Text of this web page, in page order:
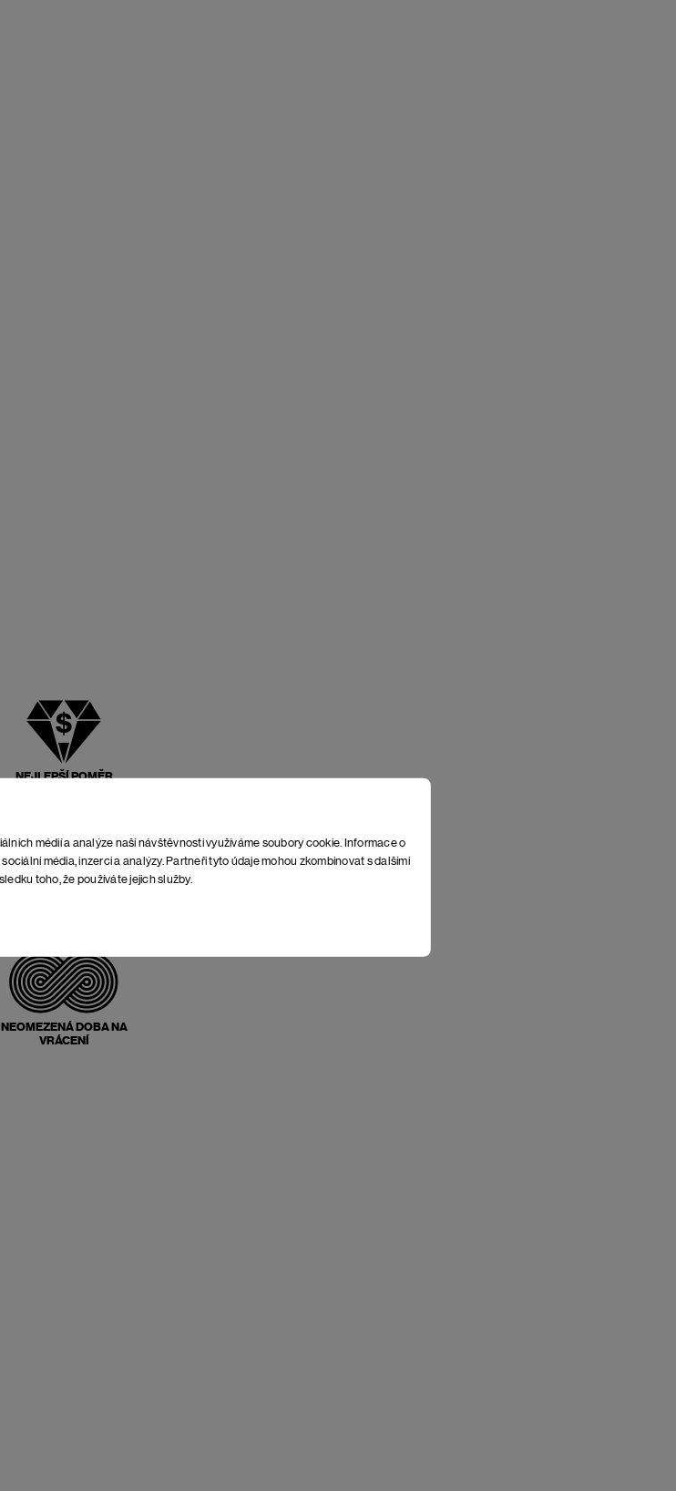
médií a analýze naší návštěvnosti využíváme soubory cookie. Informace o
média, inzerci a analýzy. Partneři tyto údaje mohou zkombinovat s dalšími
toho, že používáte jejich služby.
NEJLEPŠÍ POMĚR
NEOMEZENÁ DOBA NA
VRÁCENÍ